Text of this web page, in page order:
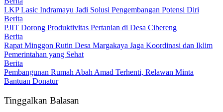
LKP Lasic Indramayu Jadi Solusi Pengembangan Potensi Diri
Berita
PJIT Dorong Produktivitas Pertanian di Desa Cibereng
Berita
Rapat Minggon Rutin Desa Margakaya Jaga Koordinasi dan Iklim
Pemerintahan yang Sehat
Berita
Pembangunan Rumah Abah Amad Terhenti, Relawan Minta
Bantuan Donatur
Tinggalkan Balasan